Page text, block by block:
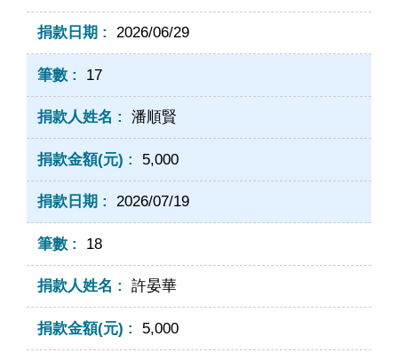
2026/06/29
17
潘順賢
5,000
2026/07/19
18
許晏華
5,000